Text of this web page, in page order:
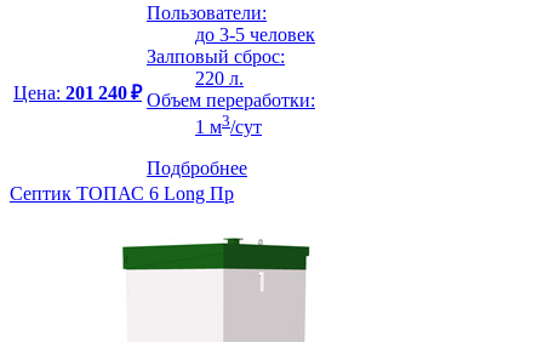
Цена: 201 240 ₽
Пользователи:
до 3-5 человек
Залповый сброс:
220 л.
Объем переработки:
1 м3/сут
Подбробнее
Септик ТОПАС 6 Long Пр